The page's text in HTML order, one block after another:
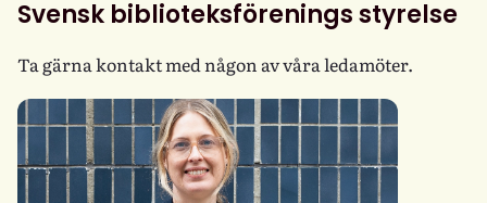
Svensk biblioteksförenings styrelse
Ta gärna kontakt med någon av våra ledamöter.